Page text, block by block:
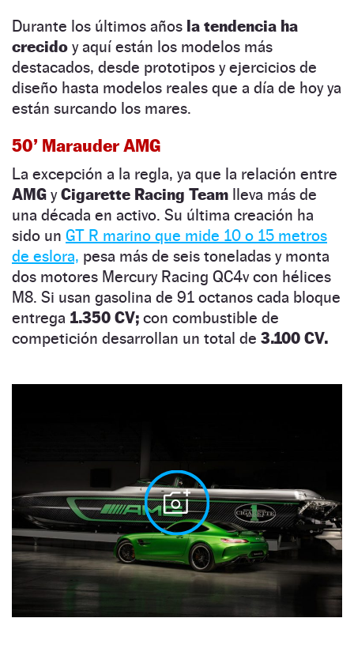
Durante los últimos años la tendencia ha
crecido y aquí están los modelos más
destacados, desde prototipos y ejercicios de
diseño hasta modelos reales que a día de hoy ya
están surcando los mares.
50’ Marauder AMG
La excepción a la regla, ya que la relación entre
AMG yCigarette Racing Team lleva más de
una década en activo. Su última creación ha
sido un GT R marino que mide 10 o 15 metros
de eslora, pesa más de seis toneladas y monta
dos motores Mercury Racing QC4v con hélices
M8. Si usan gasolina de 91 octanos cada bloque
entrega 1.350 CV; con combustible de
competición desarrollan un total de 3.100 CV.